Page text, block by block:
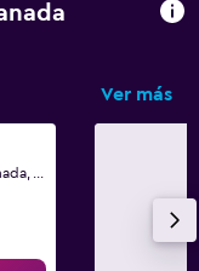
Ver más